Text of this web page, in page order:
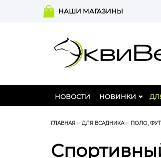
НАШИ МАГАЗИНЫ
НОВОСТИ НОВИНКИ
ГЛАВНАЯ ДЛЯ ВСАДНИКА ПОЛО,